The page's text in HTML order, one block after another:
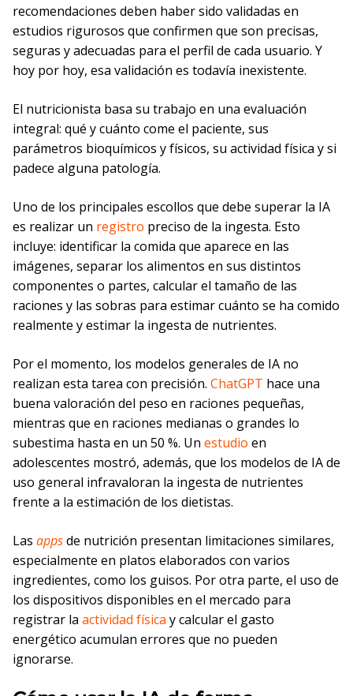
recomendaciones deben haber sido validadas en
estudios rigurosos que confirmen que son precisas,
seguras y adecuadas para el perfil de cada usuario. Y
hoy por hoy, esa validación es todavía inexistente.
El nutricionista basa su trabajo en una evaluación
integral: qué y cuánto come el paciente, sus
parámetros bioquímicos y físicos, su actividad física y si
padece alguna patología.
Uno de los principales escollos que debe superar la IA
es realizar un registro preciso de la ingesta. Esto
incluye: identificar la comida que aparece en las
imágenes, separar los alimentos en sus distintos
componentes o partes, calcular el tamaño de las
raciones y las sobras para estimar cuánto se ha comido
realmente y estimar la ingesta de nutrientes.
Por el momento, los modelos generales de IA no
realizan esta tarea con precisión. ChatGPT hace una
buena valoración del peso en raciones pequeñas,
mientras que en raciones medianas o grandes lo
subestima hasta en un 50 %. Un estudio en
adolescentes mostró, además, que los modelos de IA de
uso general infravaloran la ingesta de nutrientes
frente a la estimación de los dietistas.
Las appsde nutrición presentan limitaciones similares,
especialmente en platos elaborados con varios
ingredientes, como los guisos. Por otra parte, el uso de
los dispositivos disponibles en el mercado para
registrar la actividad física y calcular el gasto
energético acumulan errores que no pueden
ignorarse.